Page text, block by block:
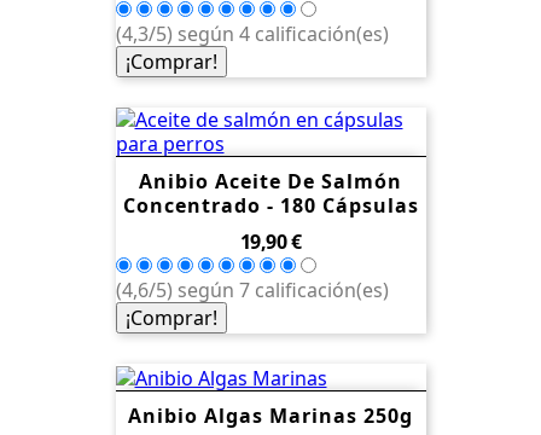
(4,3/5) según 4 calificación(es)
¡Comprar!
Anibio Aceite De Salmón
Concentrado - 180 Cápsulas
Precio
19,90 €
(4,6/5) según 7 calificación(es)
¡Comprar!
Anibio Algas Marinas 250g